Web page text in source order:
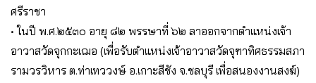
ศรีราชา
• ในปี พ.ศ.๒๕๓๐ อายุ ๘๒ พรรษาที่ ๖๒ ลาออกจากตำแหน่งเจ้า
อาวาสวัดจุกกะเฌอ (เพื่อรับตำแหน่งเจ้าอาวาสวัดจุฑาทิศธรรมสภา
รามวรวิหาร ต.ท่าเทววงษ์ อ.เกาะสีชัง จ.ชลบุรี เพื่อสนองงานสงฆ์)